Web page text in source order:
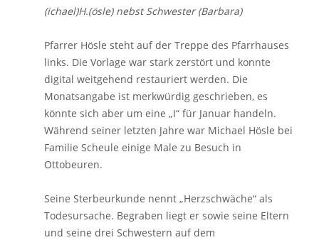
(ichael)H.(ösle) nebst Schwester (Barbara)
Pfarrer Hösle steht auf der Treppe des Pfarrhauses
links. Die Vorlage war stark zerstört und konnte
digital weitgehend restauriert werden. Die
Monatsangabe ist merkwürdig geschrieben, es
könnte sich aber um eine „I“ für Januar handeln.
Während seiner letzten Jahre war Michael Hösle bei
Familie Scheule einige Male zu Besuch in
Ottobeuren.
Seine Sterbeurkunde nennt „Herzschwäche“ als
Todesursache. Begraben liegt er sowie seine Eltern
und seine drei Schwestern auf dem